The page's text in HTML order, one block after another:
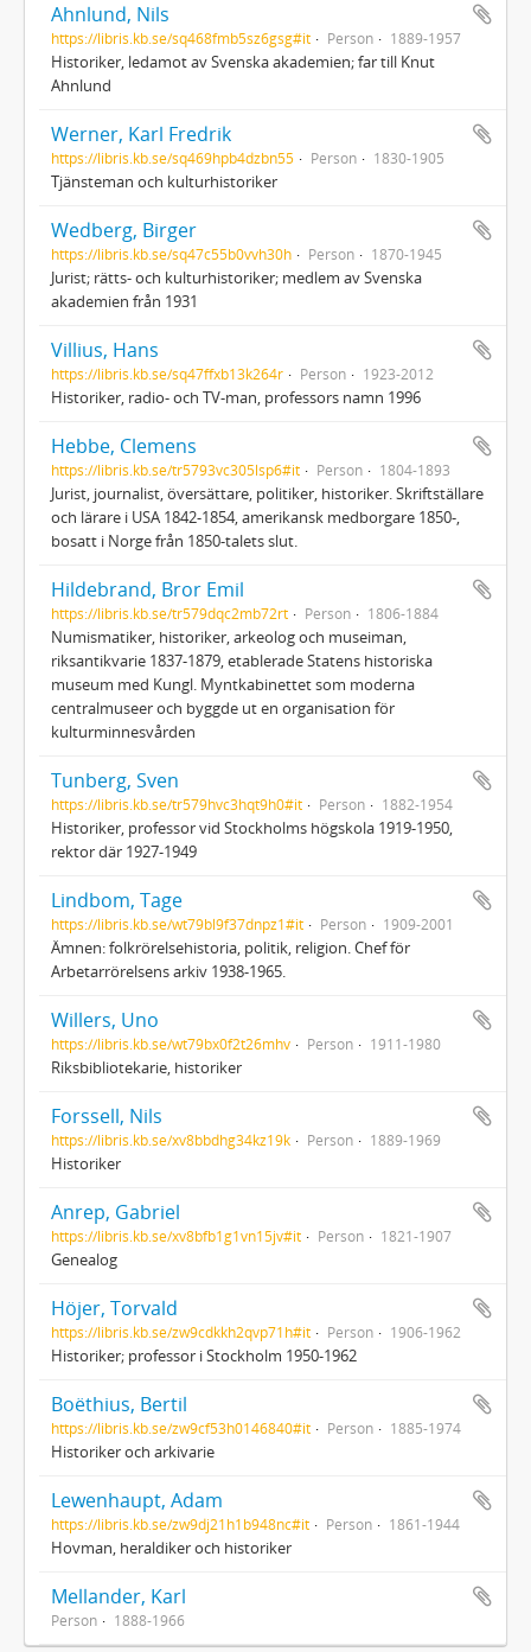
Ahnlund, Nils
https://libris.kb.se/sq468fmb5sz6gsg#it Person 1889-1957
Historiker, ledamot av Svenska akademien; far till Knut
Ahnlund
Werner, Karl Fredrik
https://libris.kb.se/sq469hpb4dzbn55 Person 1830-1905
Tjänsteman och kulturhistoriker
Wedberg, Birger
https://libris.kb.se/sq47c55b0vvh30h Person 1870-1945
Jurist; rätts- och kulturhistoriker; medlem av Svenska
akademien från 1931
Villius, Hans
https://libris.kb.se/sq47ffxb13k264r Person 1923-2012
Historiker, radio- och TV-man, professors namn 1996
Hebbe, Clemens
https://libris.kb.se/tr5793vc305lsp6#it Person 1804-1893
Jurist, journalist, översättare, politiker, historiker. Skriftställare
och lärare i USA 1842-1854, amerikansk medborgare 1850-,
bosatt i Norge från 1850-talets slut.
Hildebrand, Bror Emil
https://libris.kb.se/tr579dqc2mb72rt Person 1806-1884
Numismatiker, historiker, arkeolog och museiman,
riksantikvarie 1837-1879, etablerade Statens historiska
museum med Kungl. Myntkabinettet som moderna
centralmuseer och byggde ut en organisation för
kulturminnesvården
Tunberg, Sven
https://libris.kb.se/tr579hvc3hqt9h0#it Person 1882-1954
Historiker, professor vid Stockholms högskola 1919-1950,
rektor där 1927-1949
Lindbom, Tage
https://libris.kb.se/wt79bl9f37dnpz1#it Person 1909-2001
Ämnen: folkrörelsehistoria, politik, religion. Chef för
Arbetarrörelsens arkiv 1938-1965.
Willers, Uno
https://libris.kb.se/wt79bx0f2t26mhv Person 1911-1980
Riksbibliotekarie, historiker
Forssell, Nils
https://libris.kb.se/xv8bbdhg34kz19k Person 1889-1969
Historiker
Anrep, Gabriel
https://libris.kb.se/xv8bfb1g1vn15jv#it Person 1821-1907
Genealog
Höjer, Torvald
https://libris.kb.se/zw9cdkkh2qvp71h#it Person 1906-1962
Historiker; professor i Stockholm 1950-1962
Boëthius, Bertil
https://libris.kb.se/zw9cf53h0146840#it Person 1885-1974
Historiker och arkivarie
Lewenhaupt, Adam
https://libris.kb.se/zw9dj21h1b948nc#it Person 1861-1944
Hovman, heraldiker och historiker
Mellander, Karl
Person 1888-1966